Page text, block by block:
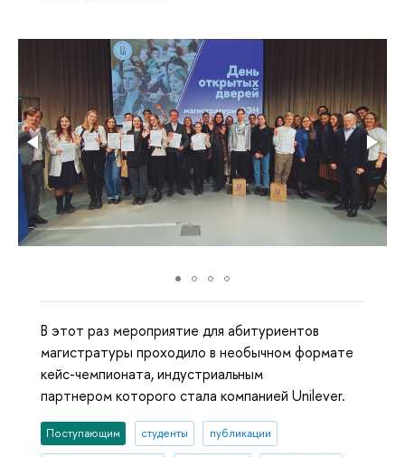
В этот раз мероприятие для абитуриентов
магистратуры проходило в необычном формате
кейс-чемпионата, индустриальным
партнером которого стала компанией Unilever.
Поступающим студенты публикации